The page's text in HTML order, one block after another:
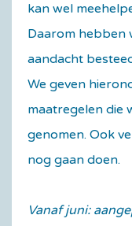
kan wel
Daarom hebben
aandacht
We geven
maatregelen die
genomen. Ook
nog gaan doen.
Vanaf juni: